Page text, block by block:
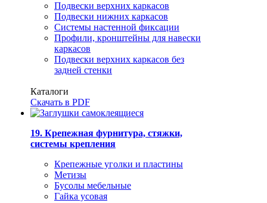
Подвески верхних каркасов
Подвески нижних каркасов
Системы настенной фиксации
Профили, кронштейны для навески
каркасов
Подвески верхних каркасов без
задней стенки
Каталоги
Скачать в PDF
19. Крепежная фурнитура, стяжки,
системы крепления
Крепежные уголки и пластины
Метизы
Бусолы мебельные
Гайка усовая